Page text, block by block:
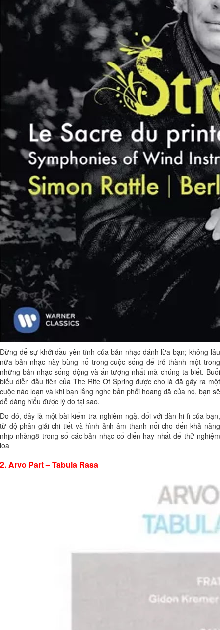
Đừng để sự khởi đầu yên tĩnh của bản nhạc đánh lừa bạn; không lâu
nữa bản nhạc này bùng nổ trong cuộc sống để trở thành một trong
những bản nhạc sống động và ấn tượng nhất mà chúng ta biết. Buổi
biểu diễn đầu tiên của The Rite Of Spring được cho là đã gây ra một
cuộc náo loạn và khi bạn lắng nghe bản phối hoang dã của nó, bạn sẽ
dễ dàng hiểu được lý do tại sao.
Do đó, đây là một bài kiểm tra nghiêm ngặt đối với dàn hi-fi của bạn,
từ độ phân giải chi tiết và hình ảnh âm thanh nổi cho đến khả năng
nhịp nhàng8 trong số các bản nhạc cổ điển hay nhất để thử nghiệm
loa
2. Arvo Part – Tabula Rasa